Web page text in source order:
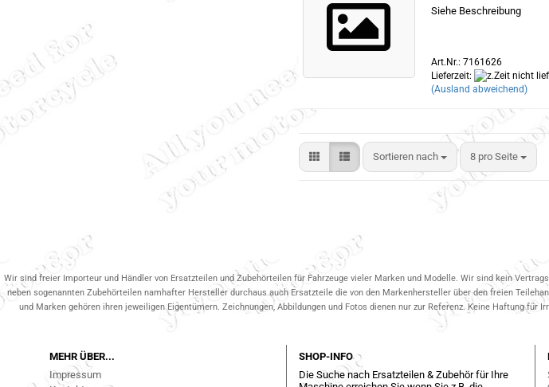
Siehe Beschreibung
Art.Nr.: 7161626
Lieferzeit:
(Ausland abweichend)
Sortieren nach 8 pro Seite
Wir sind freier Importeur und Händler von Ersatzteilen und Zubehörteilen für Fahrzeuge vieler Marken und Modelle. Wir sind kein
neben sogenannten Zubehörteilen namhafter Hersteller durchaus auch Ersatzteile die von den Markenhersteller über den freien
und Marken gehören ihren jeweiligen Eigentümern. Zeichnungen, Abbildungen und Fotos dienen nur zur Referenz. Keine Haftung
MEHR ÜBER...
Impressum
SHOP-INFO
Die Suche nach Ersatzteilen & Zubehör für Ihre